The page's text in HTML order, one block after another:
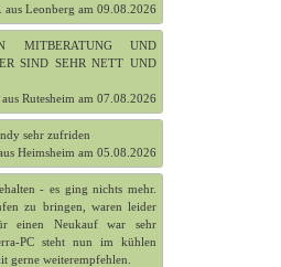
aus Leonberg am 09.08.2026
MITBERATUNG UND
SIND SEHR NETT UND
Rutesheim am 07.08.2026
sehr zufriden
Heimsheim am 05.08.2026
- es ging nichts mehr.
zu bringen, waren leider
einen Neukauf war sehr
PC steht nun im kühlen
gerne weiterempfehlen.